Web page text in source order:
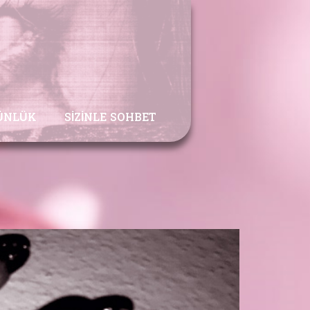
SIZINLE SOHBET